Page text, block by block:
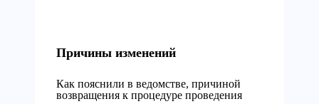
Причины изменений
Как пояснили в ведомстве, причиной
возвращения к процедуре проведения